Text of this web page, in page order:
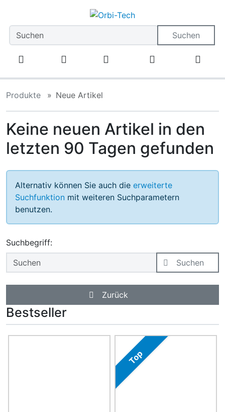
Springe zur Navigation
Suchen
Produkte Neue Artikel
Keine neuen Artikel in den
letzten 90 Tagen gefunden
Alternativ können Sie auch die erweiterte
Suchfunktion mit weiteren Suchparametern
benutzen.
Suchbegriff:
Suchen
Zurück
Bestseller
Es folgt ein Produktslider - navigieren Sie mit der Tab-
Top